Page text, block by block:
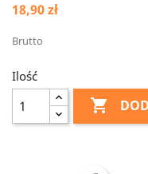
18,90 zł
Brutto
Ilość
